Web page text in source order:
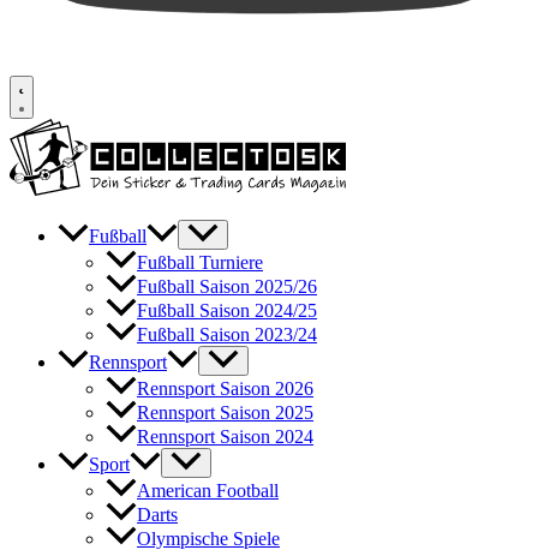
Fußball
Fußball Turniere
Fußball Saison 2025/26
Fußball Saison 2024/25
Fußball Saison 2023/24
Rennsport
Rennsport Saison 2026
Rennsport Saison 2025
Rennsport Saison 2024
Sport
American Football
Darts
Olympische Spiele